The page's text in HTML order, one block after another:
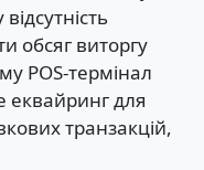
обсяг виторгу
POS-термінал
еквайринг для
транзакцій,